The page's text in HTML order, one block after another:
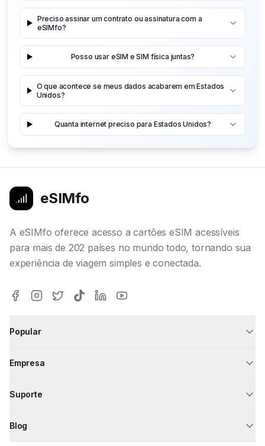
Preciso assinar um contrato ou assinatura com a
eSIMfo?
Posso usar eSIM e SIM física juntas?
O que acontece se meus dados acabarem em Estados
Unidos?
Quanta internet preciso para Estados Unidos?
eSIMfo
A eSIMfo oferece acesso a cartões eSIM acessíveis
para mais de 202 países no mundo todo, tornando sua
experiência de viagem simples e conectada.
Popular
Empresa
Suporte
Blog